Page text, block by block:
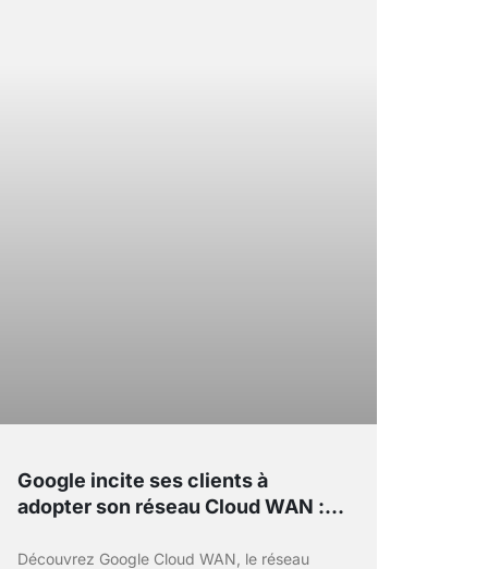
Google incite ses clients à
adopter son réseau Cloud WAN :
Découvrez Google Cloud WAN, le réseau